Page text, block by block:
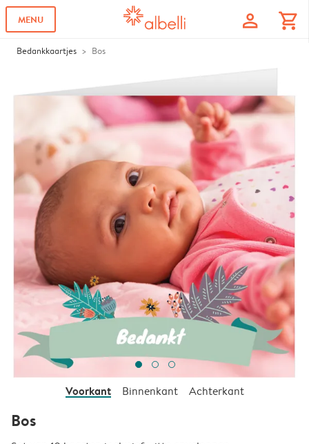
MENU profile shopping_cart
Bedankkaartjes Bos
Voorkant Binnenkant Achterkant
Bos